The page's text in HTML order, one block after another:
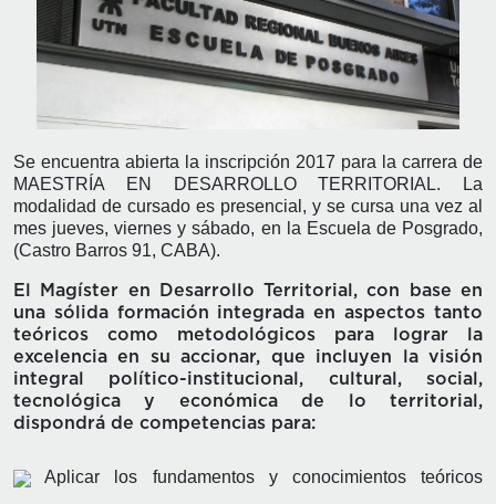
Se encuentra abierta la inscripción 2017 para la carrera de
MAESTRÍA EN DESARROLLO TERRITORIAL. La
modalidad de cursado es presencial, y se cursa una vez al
mes jueves, viernes y sábado, en la Escuela de Posgrado,
(Castro Barros 91, CABA).
El Magíster en Desarrollo Territorial, con base en
una sólida formación integrada en aspectos tanto
teóricos como metodológicos para lograr la
excelencia en su accionar, que incluyen la visión
integral político-institucional, cultural, social,
tecnológica y económica de lo territorial,
dispondrá de competencias para:
Aplicar los fundamentos y conocimientos teóricos